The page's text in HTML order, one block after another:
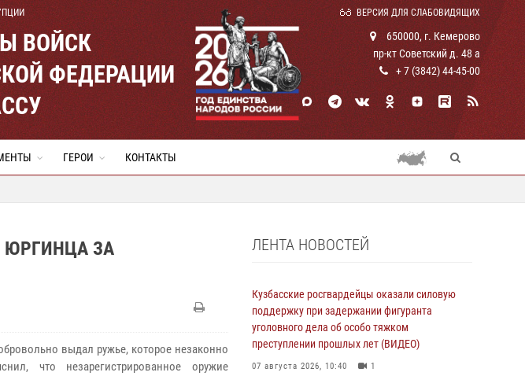
ВЕРСИЯ ДЛЯ СЛАБОВИДЯЩИХ
ВОЙСК
ФЕДЕРАЦИИ
650000, г. Кемерово
пр-кт Советский д. 48 а
+ 7 (3842) 44-45-00
ГЕРОИ КОНТАКТЫ
ЮРГИНЦА ЗА
выдал ружье, которое незаконно
что незарегистрированное оружие
ЛЕНТА НОВОСТЕЙ
Кузбасские росгвардейцы оказали силовую
поддержку при задержании фигуранта
уголовного дела об особо тяжком
преступлении прошлых лет (ВИДЕО)
07 августа 2026, 10:40 1